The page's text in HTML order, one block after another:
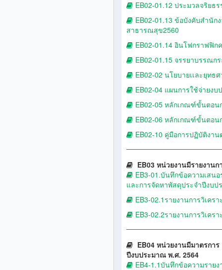
EB02-01.12 ประมวลจริยธ
EB02-01.13 ข้อบังคับสำนั
สาธารณสุข2560
EB02-01.14 อินโฟกราฟฟิ
EB02-01.15 จรรยาบรรณ
EB02-02 นโยบายเเละยุทธ
EB02-04 แผนการใช้จ่ายง
EB02-05 หลักเกณฑ์ขั้นตอน
EB02-06 หลักเกณฑ์ขั้นตอน
EB02-10 คู่มือการปฏิบัติงาน
EB03 หน่วยงานมีรายงาน
EB3-01.บันทึกข้อความเสน
และการจัดหาพัสดุประจำปีงบป
EB3-02.1รายงานการวิเค
EB3-02.2รายงานการวิเค
EB04 หน่วยงานมีมาตรกา
ปีงบประมาณ พ.ศ. 2564
EB4-1.1บันทึกข้อความราย